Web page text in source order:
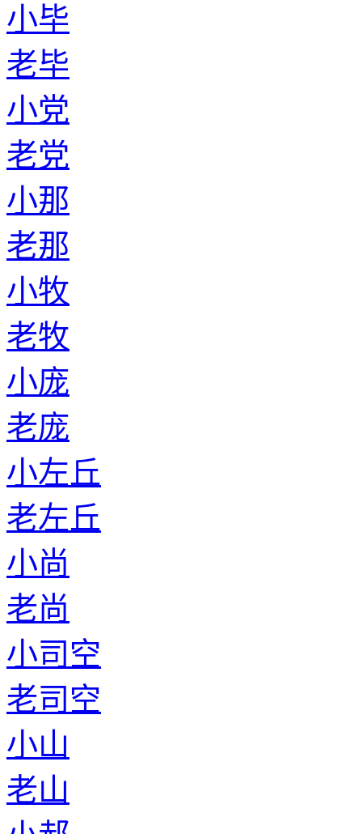
小毕
老毕
小党
老党
小那
老那
小牧
老牧
小庞
老庞
小左丘
老左丘
小尚
老尚
小司空
老司空
小山
老山